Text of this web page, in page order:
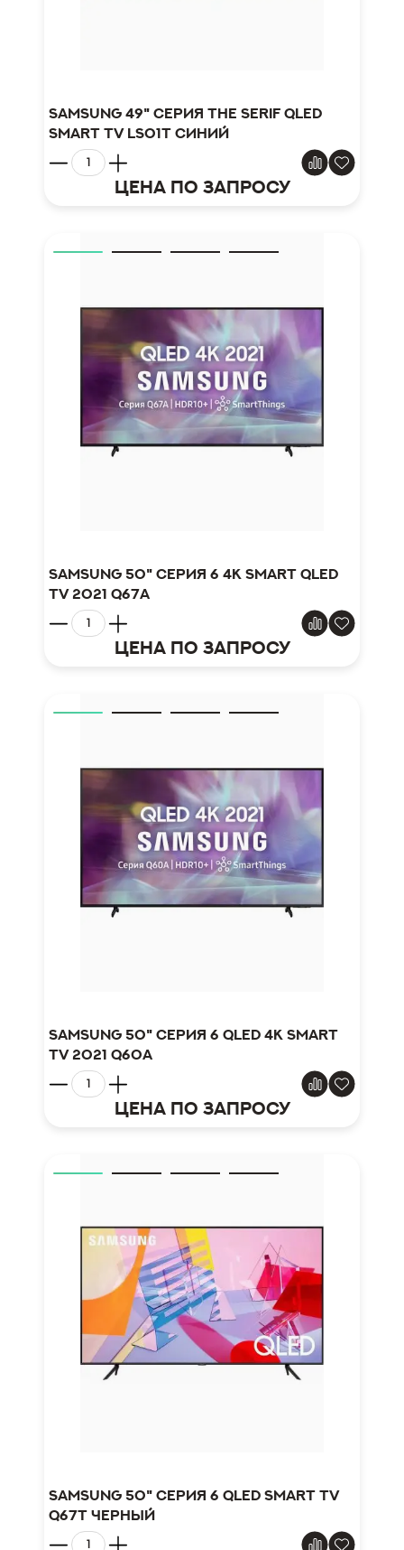
Samsung 49" серия The Serif QLED
Smart TV LS01T синий
Цена по запросу
Samsung 50" серия 6 4K Smart QLED
TV 2021 Q67A
Цена по запросу
Samsung 50" серия 6 QLED 4K Smart
TV 2021 Q60A
Цена по запросу
Samsung 50" серия 6 QLED Smart TV
Q67T черный